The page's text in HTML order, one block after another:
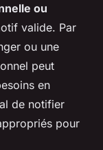
ou
valide. Par
ou une
peut
en
de notifier
pour